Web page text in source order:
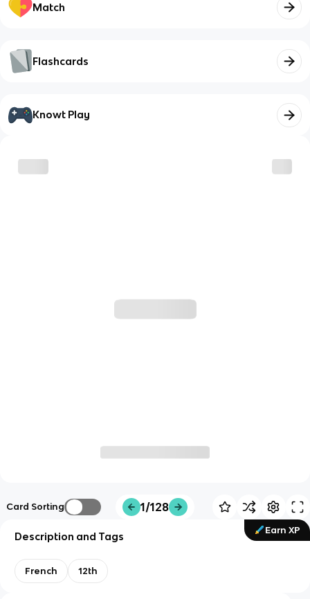
Match
Flashcards
Knowt Play
Card Sorting 1/128
Earn XP
Description and Tags
French 12th